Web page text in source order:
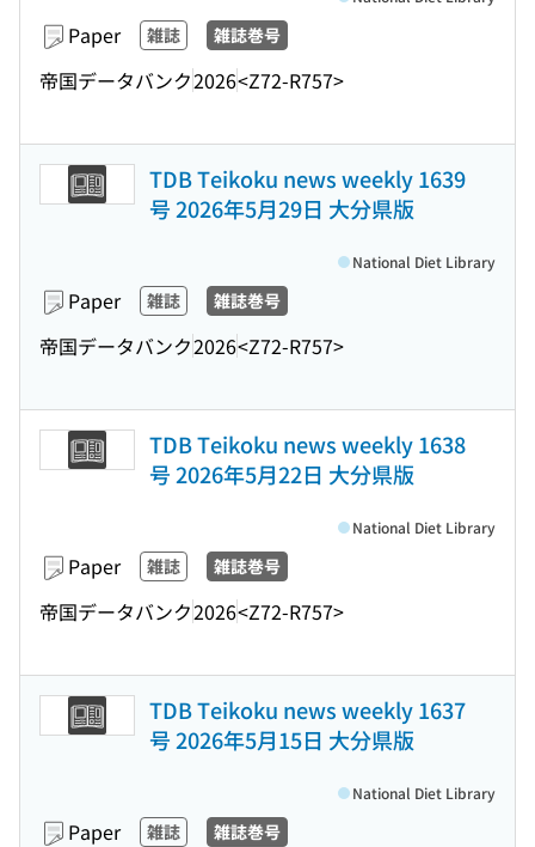
Paper 雑誌 雑誌巻号
帝国データバンク2026<Z72-R757>
TDB Teikoku news weekly 1639
号 2026年5月29日 大分県版
Paper 雑誌 雑誌巻号
帝国データバンク2026<Z72-R757>
National Diet Library
TDB Teikoku news weekly 1638
号 2026年5月22日 大分県版
Paper 雑誌 雑誌巻号
帝国データバンク2026<Z72-R757>
National Diet Library
TDB Teikoku news weekly 1637
号 2026年5月15日 大分県版
Paper 雑誌 雑誌巻号
National Diet Library